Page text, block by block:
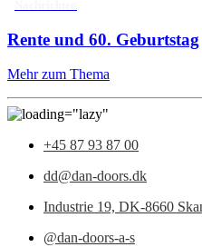
Rente und 60. Geburtstag
Mehr zum Thema
+45 87 93 87 00
dd@dan-doors.dk
Industrie 19, DK-8660
@dan-doors-a-s